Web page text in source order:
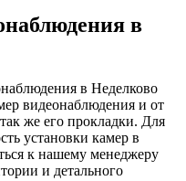
в
в Неделково
видеонаблюдения и от
же его прокладки. Для
установки камер в
к нашему менеджеру
и детального